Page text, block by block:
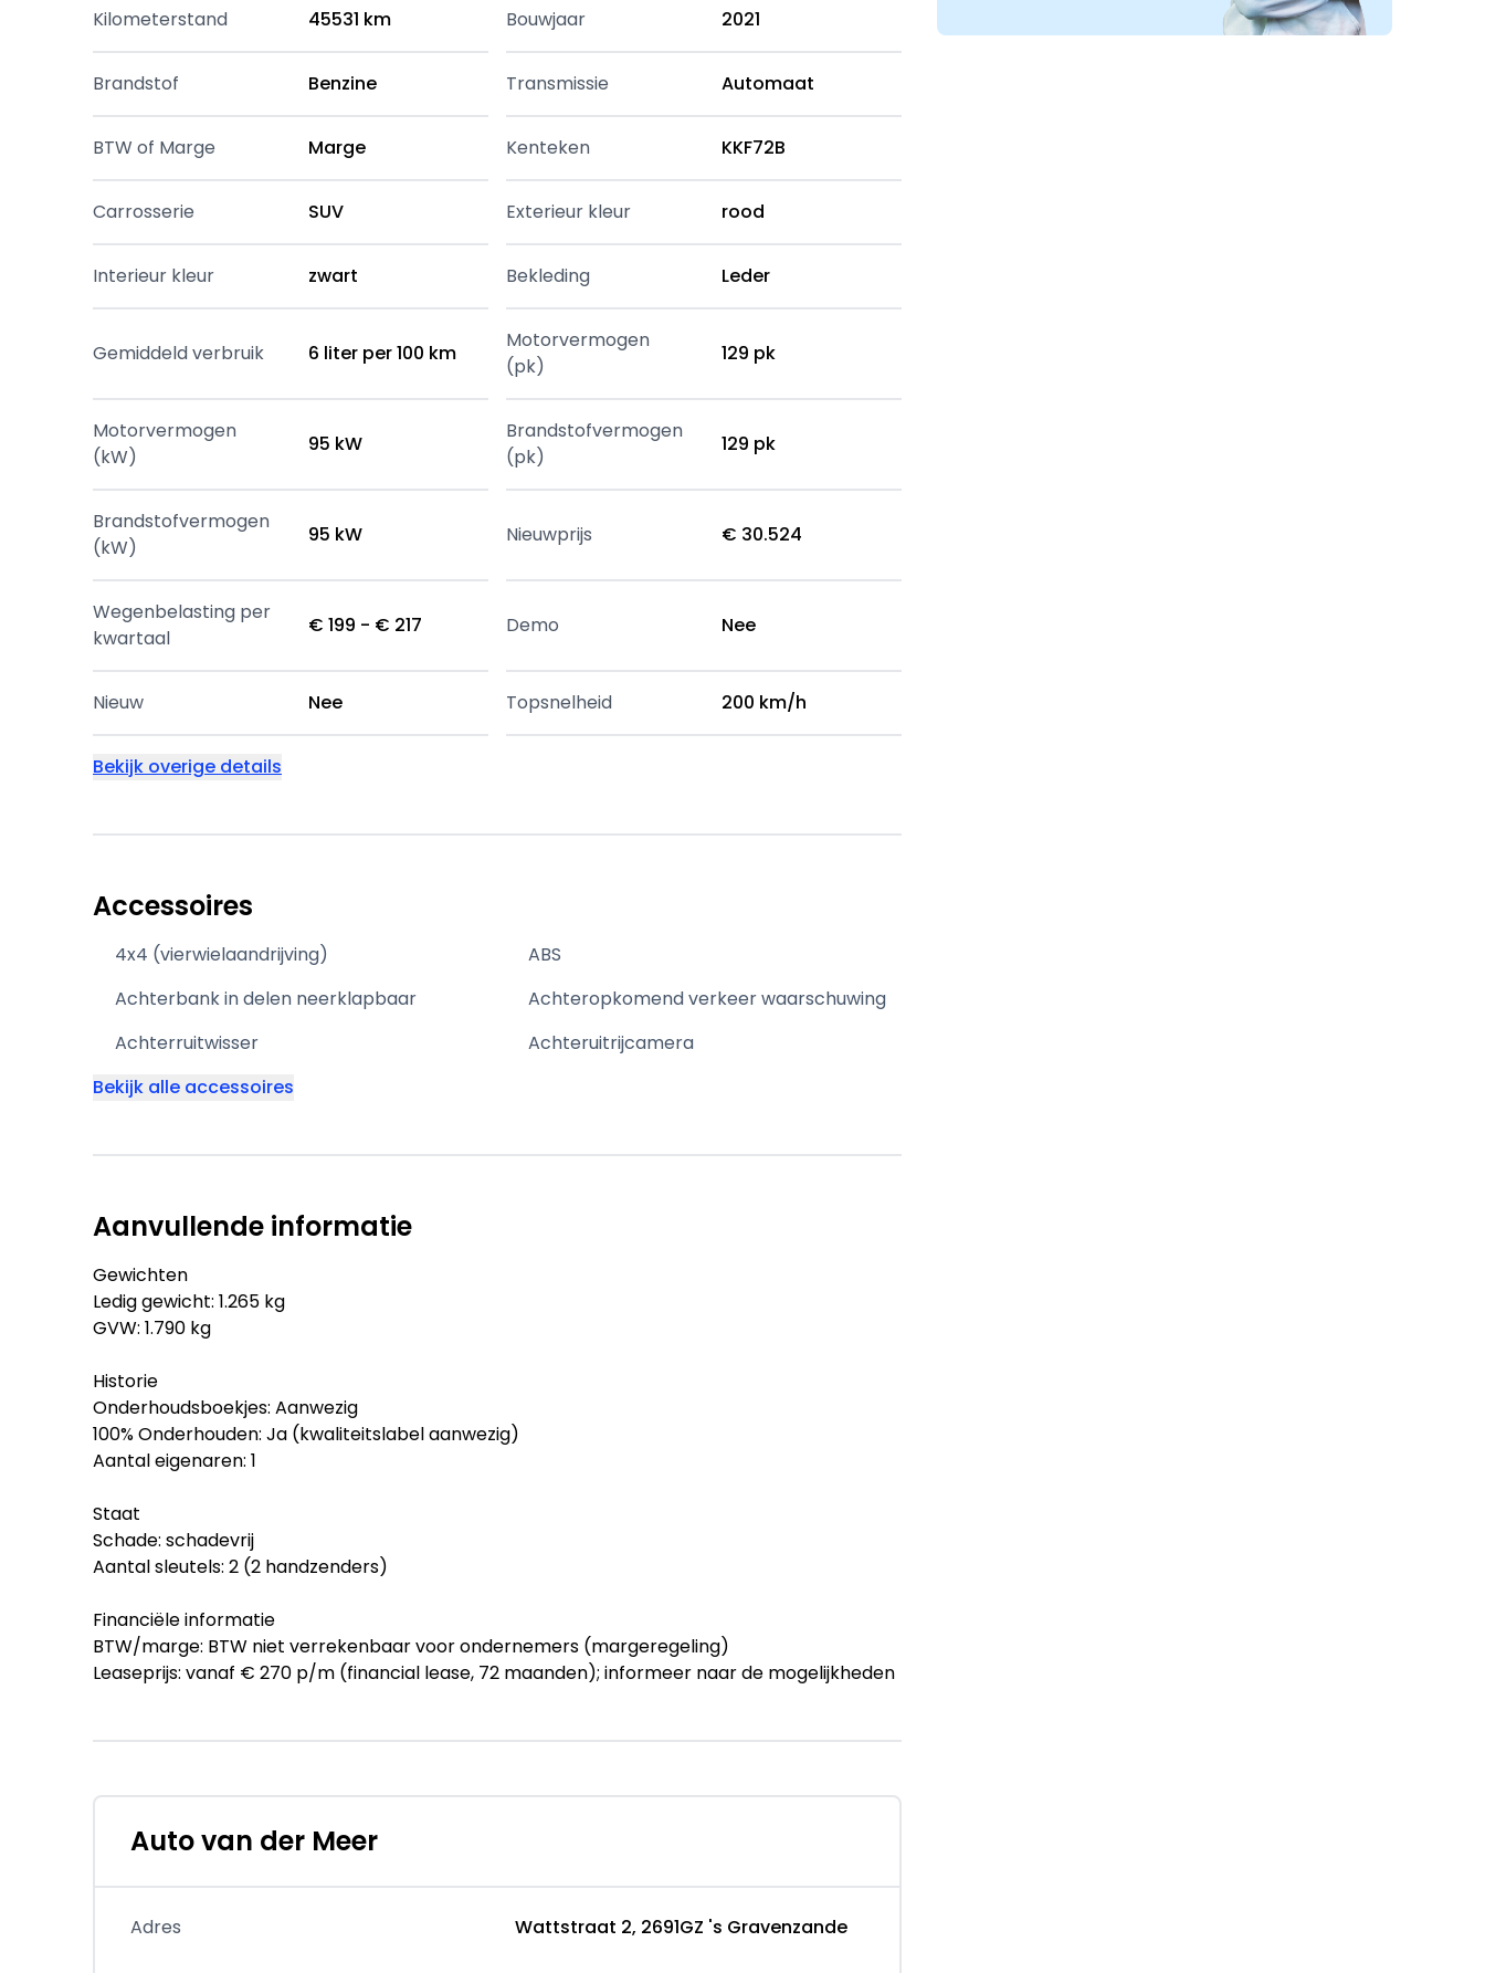
Kilometerstand 45531 km Bouwjaar 2021
Brandstof Benzine Transmissie Automaat
BTW of Marge Marge Kenteken KKF72B
Carrosserie SUV Exterieur kleur rood
Interieur kleur zwart Bekleding Leder
Gemiddeld verbruik 6 liter per 100 km
Motorvermogen
(pk)
129 pk
Motorvermogen
(kW)
95 kW
Brandstofvermogen
(pk)
129 pk
Brandstofvermogen
(kW)
95 kW Nieuwprijs € 30.524
Wegenbelasting per
kwartaal
€ 199 - € 217 Demo Nee
Nieuw Nee Topsnelheid 200 km/h
Bekijk overige details
Accessoires
4x4 (vierwielaandrijving)
ABS
Achterbank in delen neerklapbaar
Achteropkomend verkeer waarschuwing
Achterruitwisser
Achteruitrijcamera
Bekijk alle accessoires
Aanvullende informatie
Gewichten
Ledig gewicht: 1.265 kg
GVW: 1.790 kg
Historie
Onderhoudsboekjes: Aanwezig
100% Onderhouden: Ja (kwaliteitslabel aanwezig)
Aantal eigenaren: 1
Staat
Schade: schadevrij
Aantal sleutels: 2 (2 handzenders)
Financiële informatie
BTW/marge: BTW niet verrekenbaar voor ondernemers (margeregeling)
Leaseprijs: vanaf € 270 p/m (financial lease, 72 maanden); informeer naar de mogelijkheden
Beschikbare afleverpakketten:
- Afleverpakket Basis: De prijzen van onze occasions zijn altijd inclusief "Afleverpakket Basis":
Minimaal 6 maanden APK, minimaal 10 liter brandstof, de Bovag 40-puntencheck en de
Dit afleverpakket bevat: BOVAG 40-Puntencheck
Auto van der Meer
Adres Wattstraat 2, 2691GZ 's Gravenzande